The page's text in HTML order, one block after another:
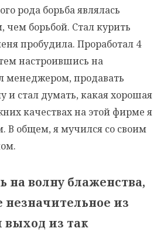
рода борьба являлась
борьбой. Стал курить
пробудила. Проработал 4
настроившись на
менеджером, продавать
и стал думать, какая хорошая
качествах на этой фирме я
В общем, я мучился со своим
на волну блаженства,
незначительное из
выход из так